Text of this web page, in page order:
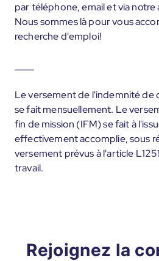
par téléphone, email et via
Nous sommes là pour vous
recherche d'emploi!
Le versement de l'indemnité de
se fait mensuellement. Le
fin de mission (IFM) se fait à
effectivement accomplie, sous
versement prévus à l'article
travail.
Rejoignez la